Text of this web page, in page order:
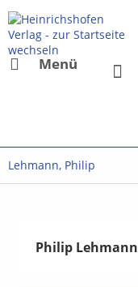
Menü
Lehmann, Philip
Philip Lehmann